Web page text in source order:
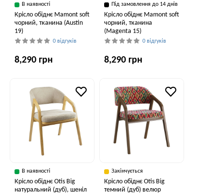
В наявності
Крісло обіднє Mamont soft
чорний, тканина (Austin
19)
0 відгуків
8,290 грн
Під замовлення до 14 днів
Крісло обіднє Mamont soft
чорний, тканина
(Magenta 15)
0 відгуків
8,290 грн
В наявності
Крісло обіднє Otis Big
натуральний (дуб), шеніл
Закінчується
Крісло обіднє Otis Big
темний (дуб) велюр